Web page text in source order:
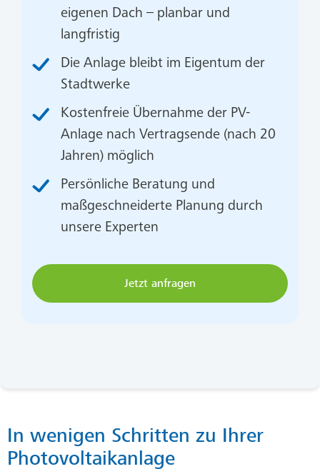
eigenen Dach – planbar und
langfristig
Die Anlage bleibt im Eigentum der
Stadtwerke
Kostenfreie Übernahme der PV-
Anlage nach Vertragsende (nach 20
Jahren) möglich
Persönliche Beratung und
maßgeschneiderte Planung durch
unsere Experten
Jetzt anfragen
In wenigen Schritten zu Ihrer
Photovoltaikanlage